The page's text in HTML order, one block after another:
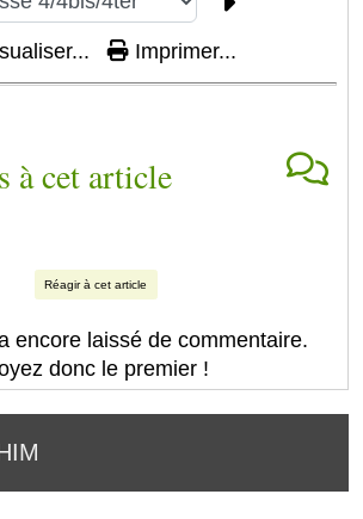
Imprimer...
à cet article
Réagir à cet article
encore laissé de commentaire.
donc le premier !